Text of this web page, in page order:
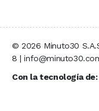
© 2026 Minuto30
8 |
Con la tecnología de: